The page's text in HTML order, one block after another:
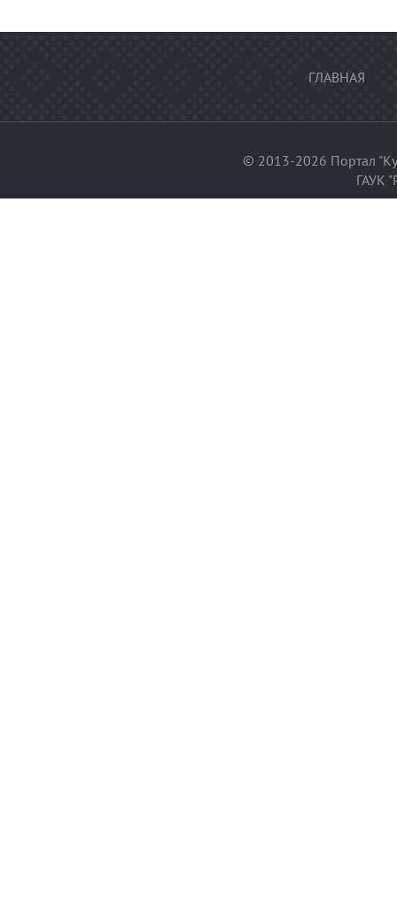
ГЛАВНАЯ
© 2013-2026 Портал
ГАУК